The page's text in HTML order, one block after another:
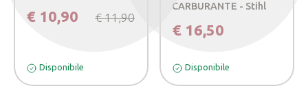
€ 10,90 € 11,90
Disponibile
CARBURANTE - Stihl
€ 16,50
Disponibile